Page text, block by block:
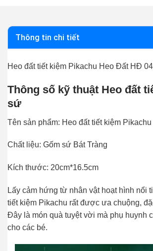
Thông tin chi tiết
Heo đất tiết kiệm Pikachu Heo Đất HĐ
Thông số kỹ thuật Heo đất
sứ
Tên sản phẩm: Heo đất tiết kiệm Pikachu
Chất liệu: Gốm sứ Bát Tràng
Kích thước: 20cm*16.5cm
Lấy cảm hứng từ nhân vật hoạt hình nổi
tiết kiệm Pikachu rất được ưa chuộng,
Đây là món quà tuyệt vời mà phụ huynh
cho các bé.